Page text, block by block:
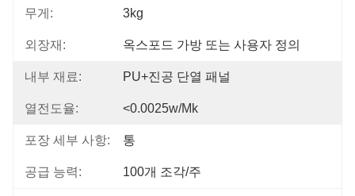
무게: 3kg
외장재: 옥스포드 가방 또는 사용자 정의
내부 재료: PU+진공 단열 패널
열전도율: <0.0025w/mk
포장 세부 사항: 통
공급 능력: 100개 조각/주